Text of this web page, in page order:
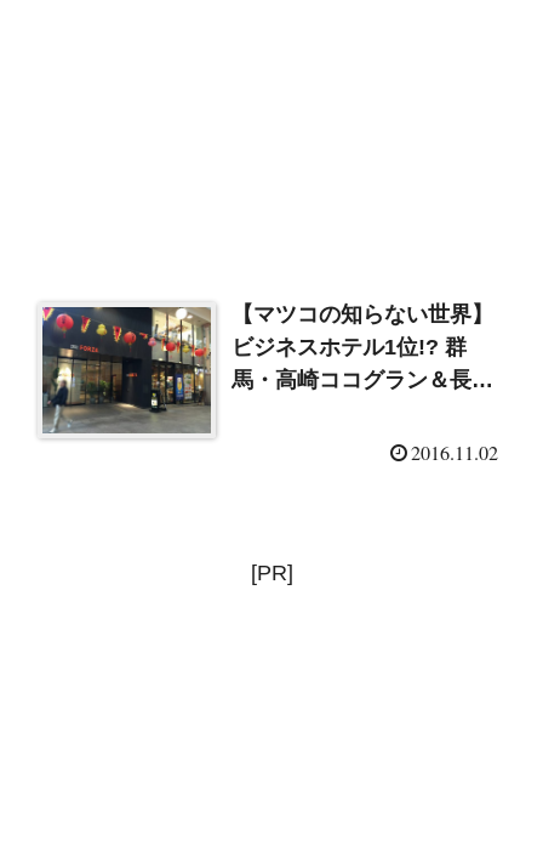
【マツコの知らない世界】
ビジネスホテル1位!? 群
馬・高崎ココグラン＆長崎
2016.11.02
[PR]